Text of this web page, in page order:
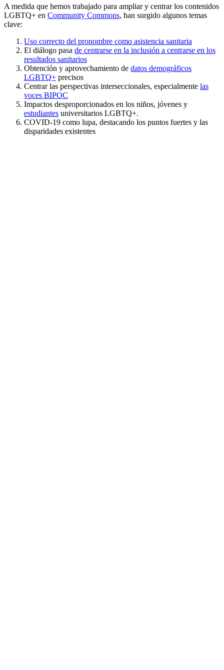
A medida que hemos trabajado para ampliar y centrar los contenidos
LGBTQ+ en Community Commons, han surgido algunos temas
clave:
Uso correcto del pronombre como asistencia sanitaria
El diálogo pasa de centrarse en la inclusión a centrarse en los
resultados sanitarios
Obtención y aprovechamiento de datos demográficos
LGBTQ+ precisos
Centrar las perspectivas interseccionales, especialmente las
voces BIPOC
Impactos desproporcionados en los niños, jóvenes y
estudiantes universitarios LGBTQ+.
COVID-19 como lupa, destacando los puntos fuertes y las
disparidades existentes